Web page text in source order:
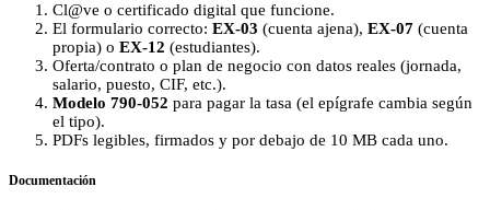
Cl@ve o certificado digital que funcione.
El formulario correcto: EX-03 (cuenta ajena), EX-07 (cuenta
propia) o EX-12 (estudiantes).
Oferta/contrato o plan de negocio con datos reales (jornada,
salario, puesto, CIF, etc.).
Modelo 790-052 para pagar la tasa (el epígrafe cambia según
el tipo).
PDFs legibles, firmados y por debajo de 10 MB cada uno.
Documentación